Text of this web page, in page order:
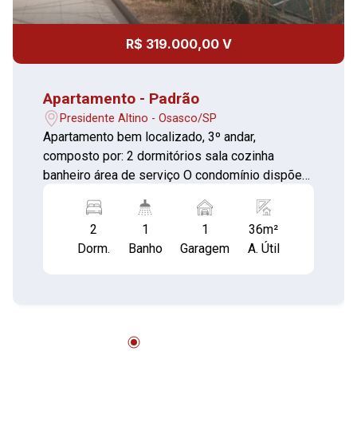
R$ 319.000,00 V
Apartamento - Padrão
Presidente Altino - Osasco/SP
Apartamento bem localizado, 3º andar,
composto por: 2 dormitórios sala cozinha
banheiro área de serviço O condomínio dispõe
festas 1 vaga de garagem Vale a Pena conferir!!
2
Dorm.
1
Banho
1
Garagem
36m²
A. Útil